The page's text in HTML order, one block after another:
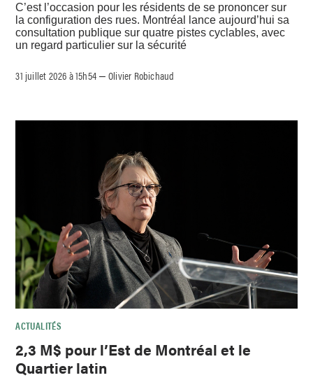
C’est l’occasion pour les résidents de se prononcer sur
la configuration des rues. Montréal lance aujourd’hui sa
consultation publique sur quatre pistes cyclables, avec
un regard particulier sur la sécurité
31 juillet 2026 à 15h54 –Olivier Robichaud
ACTUALITÉS
2,3 M$ pour l’Est de Montréal et le
Quartier latin